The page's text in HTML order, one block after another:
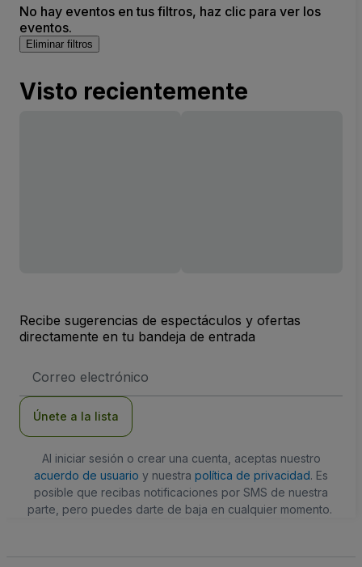
No hay eventos en tus filtros, haz clic para ver los
eventos.
Eliminar filtros
Visto recientemente
Recibe sugerencias de espectáculos y ofertas
directamente en tu bandeja de entrada
de
Únete a la lista
Al iniciar sesión o crear una cuenta, aceptas nuestro
acuerdo de usuario y nuestra política de privacidad. Es
posible que recibas notificaciones por SMS de nuestra
parte, pero puedes darte de baja en cualquier momento.